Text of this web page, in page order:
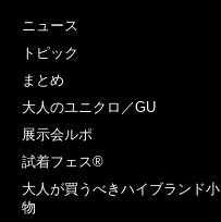
ニュース
トピック
まとめ
大人のユニクロ／GU
展示会ルポ
試着フェス®︎
大人が買うべきハイブランド小
物